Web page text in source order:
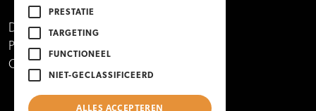
https://www.linkedin.com/school/mboamersfoort
https://www.instagram.com/mboamersfoort/
https://www.facebook.com/MBOAmersfoort
Disclaimer
Privacy- en cookieverklaring
Copyright 2025
PRESTATIE
TARGETING
FUNCTIONEEL
NIET-GECLASSIFICEERD
ALLES ACCEPTEREN